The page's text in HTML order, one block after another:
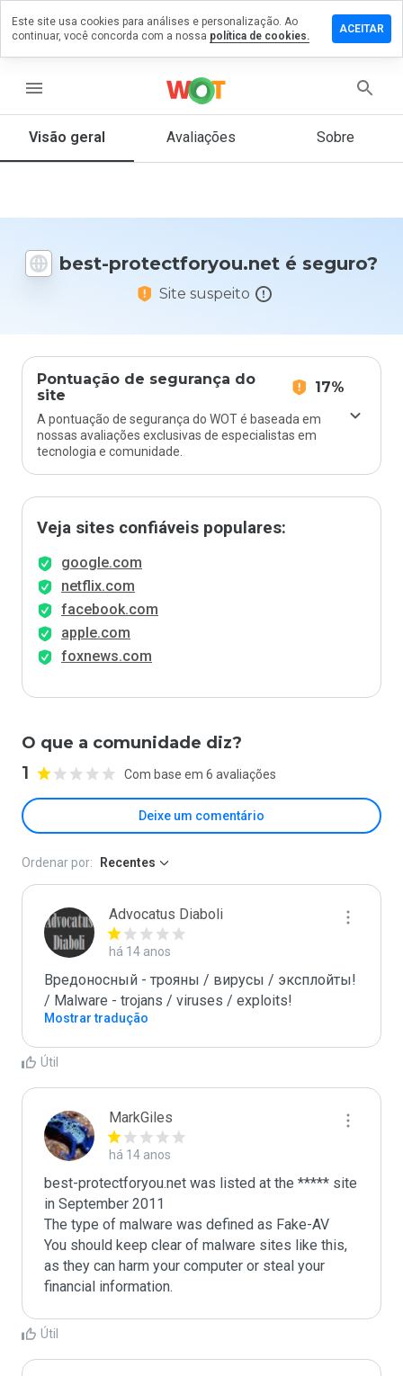
menu
Visão geral Avaliações Sobre
best-protectforyou.net é seguro?
Site suspeito
Pontuação de segurança do
site
17%
A pontuação de segurança do WOT é baseada em
nossas avaliações exclusivas de especialistas em
tecnologia e comunidade.
Veja sites confiáveis populares:
google.com
netflix.com
facebook.com
apple.com
foxnews.com
O que a comunidade diz?
1 Com base em 6 avaliações
Deixe um comentário
um
em
que
você
daria
Ordenar por: Recentes
Advocatus Diaboli
há 14 anos
Вредоносный - трояны / вирусы / эксплойты!
/ Malware - trojans / viruses / exploits!
Mostrar tradução
Útil
MarkGiles
há 14 anos
best-protectforyou.net was listed at the ***** site
in September 2011
The type of malware was defined as Fake-AV
You should keep clear of malware sites like this,
as they can harm your computer or steal your
Útil
Este site usa cookies para análises e personalização. Ao
continuar, você concorda com a nossa política de cookies.
ACEITAR